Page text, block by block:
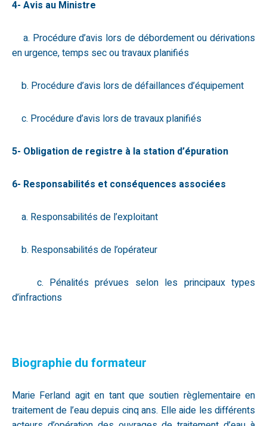
4- Avis au Ministre
a. Procédure d’avis lors de débordement ou dérivations
en urgence, temps sec ou travaux planifiés
b. Procédure d’avis lors de défaillances d’équipement
c. Procédure d’avis lors de travaux planifiés
5- Obligation de registre à la station d’épuration
6- Responsabilités et conséquences associées
a. Responsabilités de l’exploitant
b. Responsabilités de l’opérateur
c. Pénalités prévues selon les principaux types
d’infractions
Biographie du formateur
Marie Ferland agit en tant que soutien règlementaire en
traitement de l’eau depuis cinq ans. Elle aide les différents